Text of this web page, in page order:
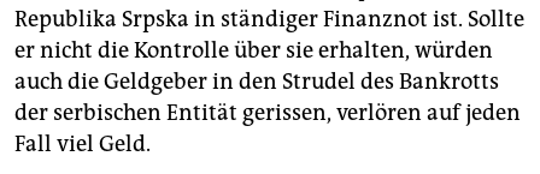
Republika Srpska in ständiger Finanznot ist. Sollte
er nicht die Kontrolle über sie erhalten, würden
auch die Geldgeber in den Strudel des Bankrotts
der serbischen Entität gerissen, verlören auf jeden
Fall viel Geld.